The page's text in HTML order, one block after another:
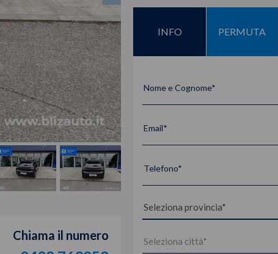
Chiama il numero
INFO PERMUTA
Nome e Cognome*
Email*
Telefono*